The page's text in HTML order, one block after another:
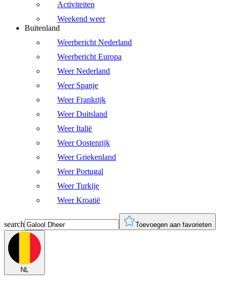
Activiteiten
Weekend weer
Buitenland
Weerbericht Nederland
Weerbericht Europa
Weer Nederland
Weer Spanje
Weer Frankrijk
Weer Duitsland
Weer Italië
Weer Oostenrijk
Weer Griekenland
Weer Portugal
Weer Turkije
Weer Kroatië
search Toevoegen aan favorieten
NL